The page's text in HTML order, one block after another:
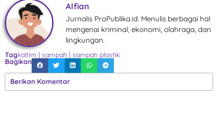
Alfian
Jurnalis ProPublika.id. Menulis berbagai hal
mengenai kriminal, ekonomi, olahraga, dan
lingkungan.
Tagkaltim | sampah | sampah plastik
Bagikan
Berikan Komentar